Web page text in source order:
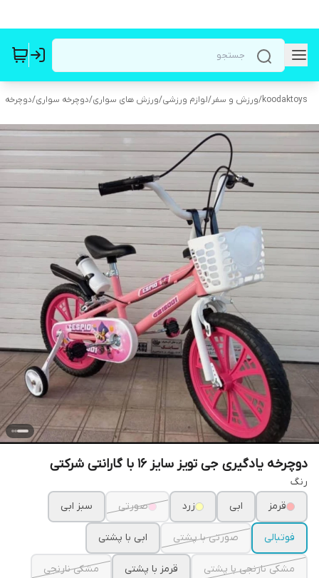
koodaktoys
/ورزش و سفر/لوازم ورزشی/ورزش های سواری/دوچرخه سواری/دوچرخه
دوچرخه یادگیری جی تویز سایز ۱۶ با گارانتی شرکتی
رنگ
قرمز
ابی زرد صورتی سبز ابی
فوتبالی صورتی با پشتی ابی با پشتی
مشکی نارنجی با پشتی قرمز با پشتی مشکی نارنجی